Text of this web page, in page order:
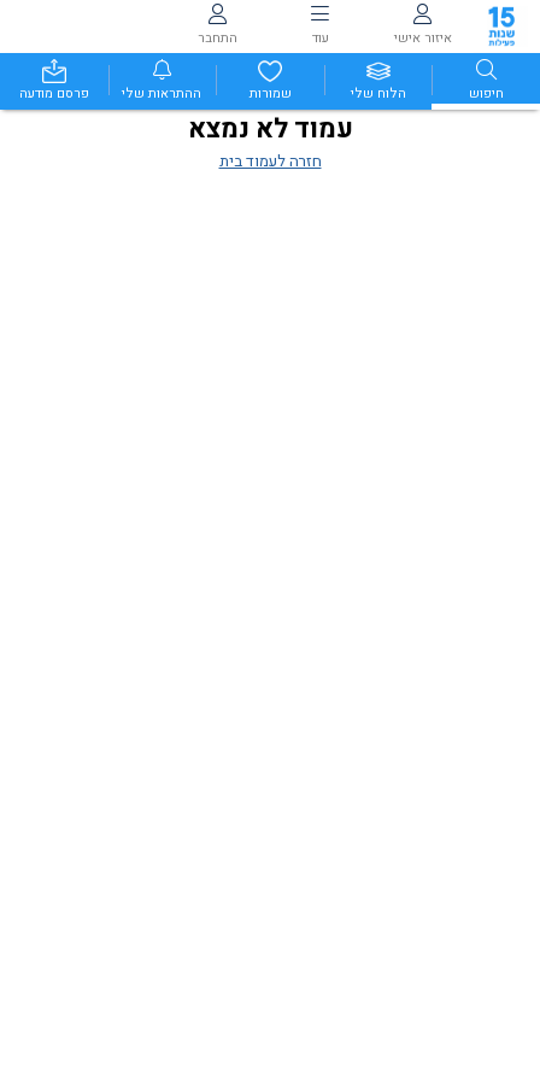
איזור אישי עוד התחבר
חיפוש הלוח שלי שמורות ההתראות שלי פרסם מודעה
עמוד לא נמצא
חזרה לעמוד בית